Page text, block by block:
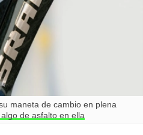
maneta de cambio en plena
de asfalto en ella